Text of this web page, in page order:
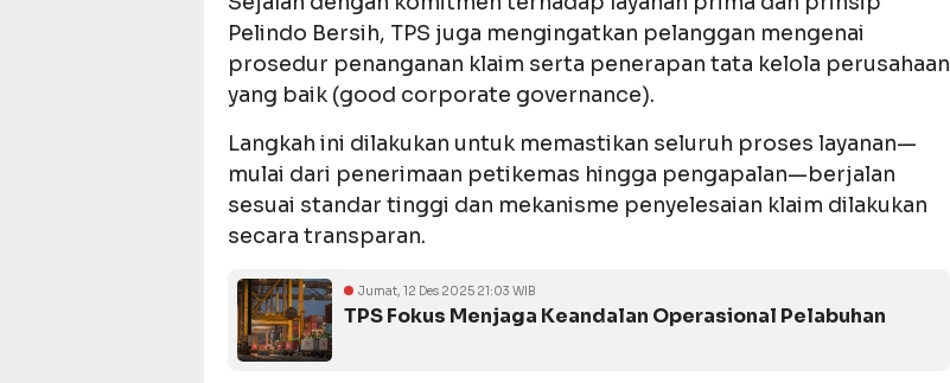
Pelindo Bersih, TPS juga mengingatkan pelanggan mengenai
prosedur penanganan klaim serta penerapan tata kelola perusahaan
yang baik (good corporate governance).
Langkah ini dilakukan untuk memastikan seluruh proses layanan—
mulai dari penerimaan petikemas hingga pengapalan—berjalan
sesuai standar tinggi dan mekanisme penyelesaian klaim dilakukan
secara transparan.
Jumat, 12 Des 2025 21:03 WIB
TPS Fokus Menjaga Keandalan Operasional Pelabuhan